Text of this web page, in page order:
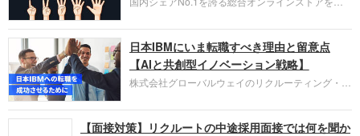
い。
圧倒的な存在感を持つAmazon。中途採用面接では
過去の具体的な業務成果やリーダーシップの発揮、
失敗からの学びが重視され、人間性やカルチャーフ
ィットも評価対象となり、長期的に成長できる仲間
であるかを多角的に審査されます。
日本IBMにいま転職すべき理由と留意点
【AIと共創型イノベーション戦略】
株式会社グローバルウェイのリクルーティング・パ
パーソンが利用する企業口コミサイト「キャリコ
ネ」の転職エージェントがお勧めするイチオシ企業
【面接対策】リクルートの中途採用面接では何を聞か